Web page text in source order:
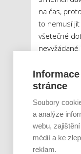
na čas,
to nemusí jít
všetečné
očekávání
Smutek a
posílí i to,
obklopení
páry, které
„Přátelé
zakládají
stránce
Soubory
a analýze
webu,
médií a ke
reklam.